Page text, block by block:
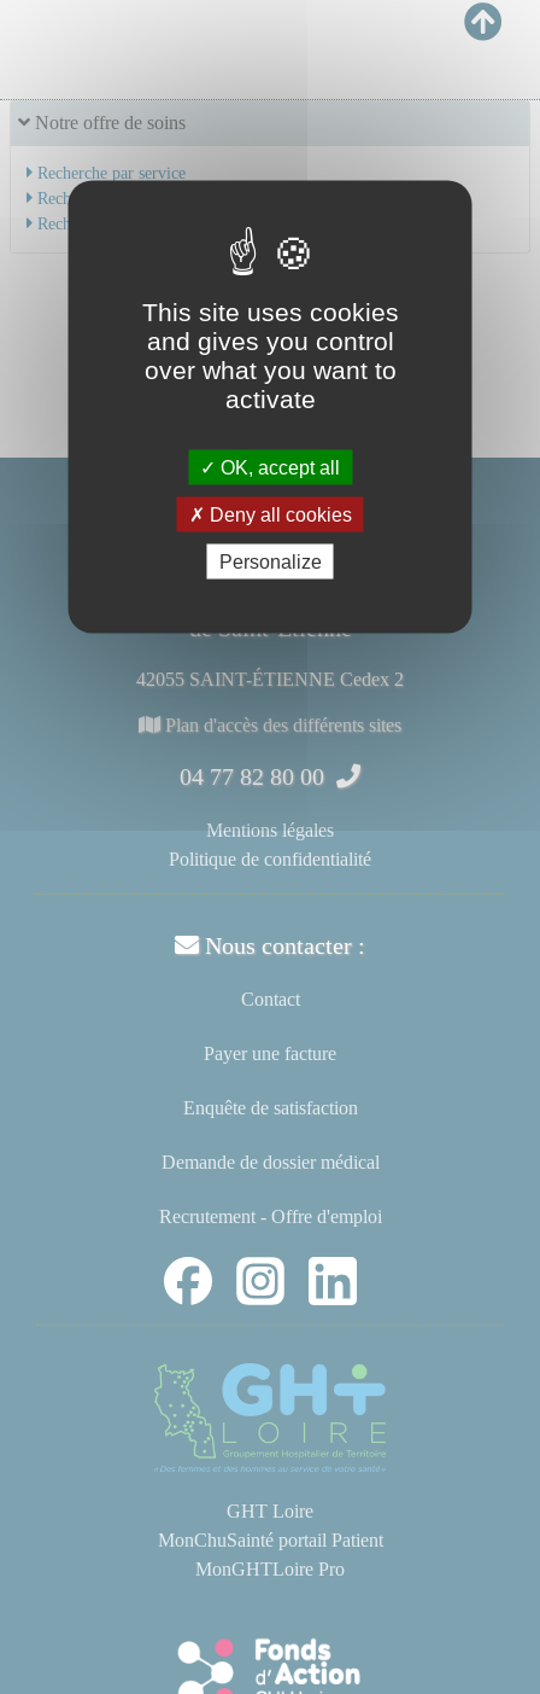
Notre offre de soins
Recherche par service
Recherche par spécialité
Recherche par médecin
de Saint-Étienne
42055 SAINT-ÉTIENNE Cedex 2
Plan d'accès des différents sites
04 77 82 80 00
Mentions légales
Politique de confidentialité
Nous contacter :
Contact
Payer une facture
Enquête de satisfaction
Demande de dossier médical
Recrutement - Offre d'emploi
GHT Loire
MonChuSainté portail Patient
MonGHTLoire Pro
This site uses cookies
and gives you control
over what you want to
activate
OK, accept all
Deny all cookies
Personalize